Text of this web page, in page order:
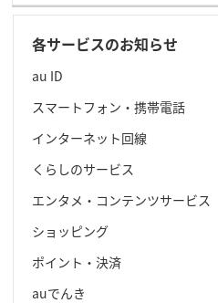
各サービスのお知らせ
au ID
スマートフォン・携帯電話
インターネット回線
くらしのサービス
エンタメ・コンテンツサービス
ショッピング
ポイント・決済
auでんき